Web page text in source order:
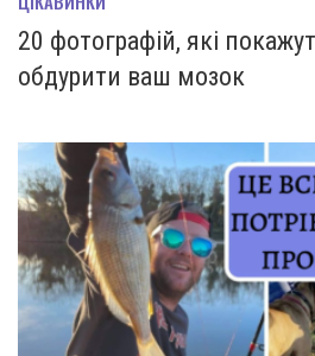
20 фотографій, які
обдурити ваш мозок